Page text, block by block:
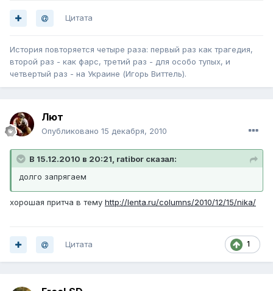
Цитата
История повторяется четыре раза: первый раз как трагедия,
второй раз - как фарс, третий раз - для особо тупых, и
четвертый раз - на Украине (Игорь Виттель).
Лют
Опубликовано 15 декабря, 2010
В 15.12.2010 в 20:21, ratibor сказал:
долго запрягаем
хорошая притча в тему http://lenta.ru/columns/2010/12/15/nika/
1
Цитата